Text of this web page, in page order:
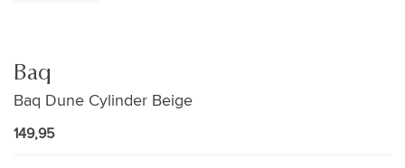
Baq
Baq Dune Cylinder Beige
149,95